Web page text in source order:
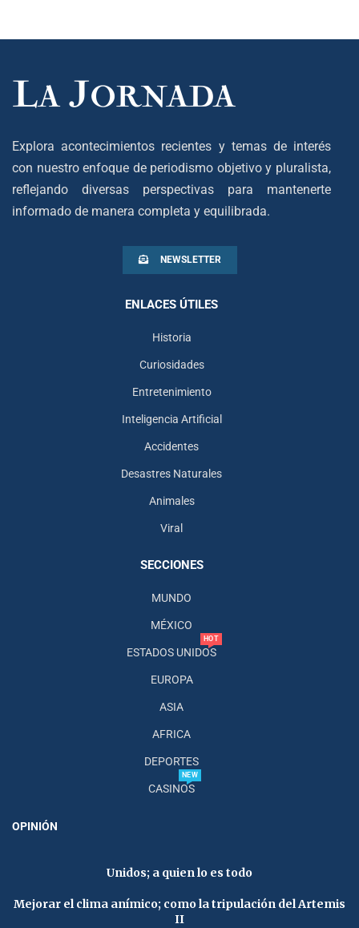
Explora acontecimientos recientes y temas de interés
con nuestro enfoque de periodismo objetivo y pluralista,
reflejando diversas perspectivas para mantenerte
informado de manera completa y equilibrada.
NEWSLETTER
ENLACES ÚTILES
Historia
Curiosidades
Entretenimiento
Inteligencia Artificial
Accidentes
Desastres Naturales
Animales
Viral
SECCIONES
MUNDO
MÉXICO
ESTADOS UNIDOS
HOT
EUROPA
ASIA
AFRICA
DEPORTES
CASINOS
NEW
OPINIÓN
Unidos; a quien lo es todo
Mejorar el clima anímico; como la tripulación del Artemis
II